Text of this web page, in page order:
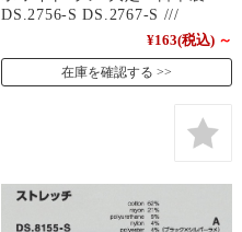
DS.2756-S DS.2767-S ///
¥163(税込) ～
在庫を確認する